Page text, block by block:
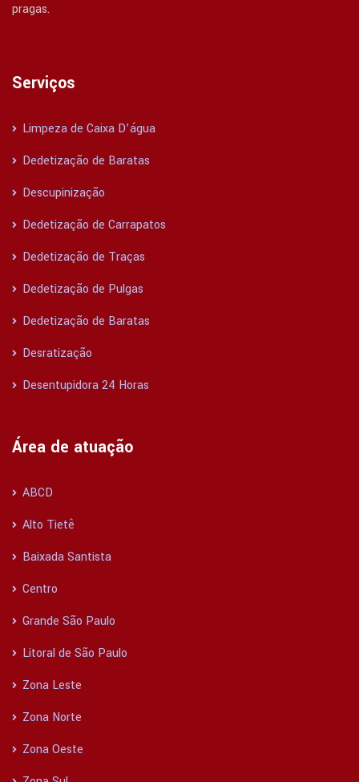
pragas.
Serviços
Limpeza de Caixa D’água
Dedetização de Baratas
Descupinização
Dedetização de Carrapatos
Dedetização de Traças
Dedetização de Pulgas
Dedetização de Baratas
Desratização
Desentupidora 24 Horas
Área de atuação
ABCD
Alto Tietê
Baixada Santista
Centro
Grande São Paulo
Litoral de São Paulo
Zona Leste
Zona Norte
Zona Oeste